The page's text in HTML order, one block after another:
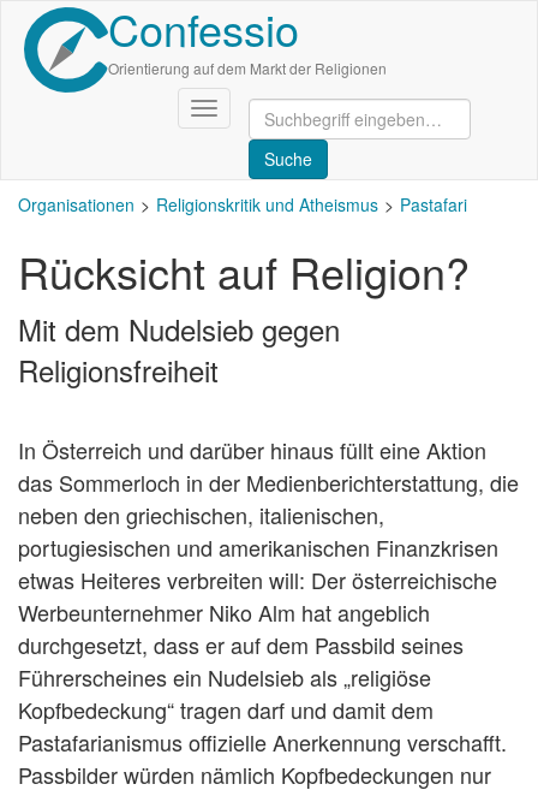
Direkt
zum
Inhalt
Confessio
Orientierung auf dem Markt der Religionen
Navigation
aktivieren/deaktivieren
Organisationen Religionskritik und Atheismus Pastafari
Rücksicht auf Religion?
Mit dem Nudelsieb gegen
Religionsfreiheit
In Österreich und darüber hinaus füllt eine Aktion
das Sommerloch in der Medienberichterstattung, die
neben den griechischen, italienischen,
portugiesischen und amerikanischen Finanzkrisen
etwas Heiteres verbreiten will: Der österreichische
Werbeunternehmer Niko Alm hat angeblich
durchgesetzt, dass er auf dem Passbild seines
Führerscheines ein Nudelsieb als „religiöse
Kopfbedeckung“ tragen darf und damit dem
Pastafarianismus offizielle Anerkennung verschafft.
Passbilder würden nämlich Kopfbedeckungen nur